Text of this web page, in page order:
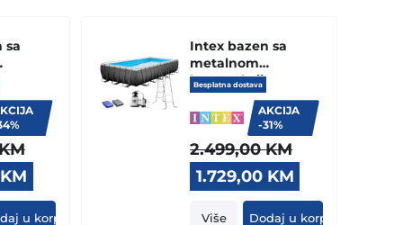
sa
KM
price
is:
u korpu
Intex bazen sa
metalnom
konstrukcijom
ULTRA XTR
FRAME
732x366x132cm
26364 NP
Besplatna dostava
AKCIJA
-31%
2.499,00KM
Original
price
was:
1.729,00 KM
price
is:
Više Dodaj u korpu